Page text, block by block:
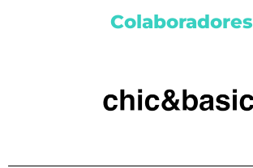
Colaboradores